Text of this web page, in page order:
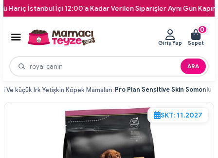
İçi 12:00'a Kadar Verilen Siparişler Aynı Gün Kapınıza
ARA
Giriş Yap
0
Sepet
Ve küçük Irk Yetişkin Köpek Mamaları
SKT: 11.2027